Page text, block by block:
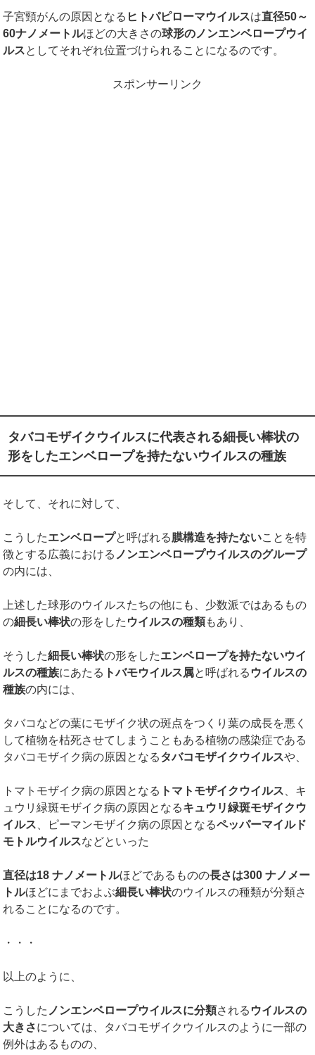
子宮頸がんの原因となる ヒトパピローマウイルスは直径50～
60ナノメートルほどの大きさの球形のノンエンベロープウイ
ルスとしてそれぞれ位置づけられることになるのです。
スポンサーリンク
タバコモザイクウイルスに代表される細長い棒状の
形をしたエンベロープを持たないウイルスの種族
そして、それに対して、
こうしたエンベロープと呼ばれる膜構造を持たないことを特
徴とする広義における ノンエンベロープウイルスのグループ
の内には、
上述した球形のウイルスたちの他にも、少数派ではあるもの
の細長い棒状の形をした ウイルスの種類もあり、
そうした細長い棒状の形をしたエンベロープを持たないウイ
ルスの種族にあたる トバモウイルス属と呼ばれる ウイルスの
種族の内には、
タバコなどの葉にモザイク状の斑点をつくり葉の成長を悪く
して植物を枯死させてしまうこともある植物の感染症である
タバコモザイク病の原因となるタバコモザイクウイルスや、
トマトモザイク病の原因となる トマトモザイクウイルス 、キ
ュウリ緑斑モザイク病の原因となるキュウリ緑斑モザイクウ
イルス 、ピーマンモザイク病の原因となるペッパーマイルド
モトルウイルスなどといった
直径は18 ナノメートルほどであるものの長さは300ナノメー
トルほどにまでおよぶ細長い棒状のウイルスの種類が分類さ
れることになるのです。
・・・
以上のように、
こうした ノンエンベロープウイルスに分類される ウイルスの
大きさについては、タバコモザイクウイルスのように一部の
例外はあるものの、